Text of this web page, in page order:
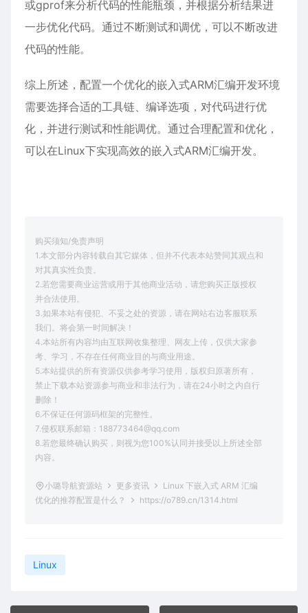
或gprof来分析代码的性能瓶颈，并根据分析结果进
一步优化代码。通过不断测试和调优，可以不断改进
代码的性能。
综上所述，配置一个优化的嵌入式ARM汇编开发环境
需要选择合适的工具链、编译选项，对代码进行优
化，并进行测试和性能调优。通过合理配置和优化，
可以在Linux下实现高效的嵌入式ARM汇编开发。
购买须知/免责声明
1.本文部分内容转载自其它媒体，但并不代表本站赞同其观点和
对其真实性负责。
2.若您需要商业运营或用于其他商业活动，请您购买正版授权
并合法使用。
3.如果本站有侵犯、不妥之处的资源，请在网站右边客服联系
我们。将会第一时间解决！
4.本站所有内容均由互联网收集整理、网友上传，仅供大家参
考、学习，不存在任何商业目的与商业用途。
5.本站提供的所有资源仅供参考学习使用，版权归原著所有，
禁止下载本站资源参与商业和非法行为，请在24小时之内自行
删除！
6.不保证任何源码框架的完整性。
7.侵权联系邮箱：188773464@qq.com
8.若您最终确认购买，则视为您100%认同并接受以上所述全部
内容。
小璐导航资源站 更多资讯
Linux 下嵌入式 ARM 汇编
优化的推荐配置是什么？
https://o789.cn/1314.html
Linux